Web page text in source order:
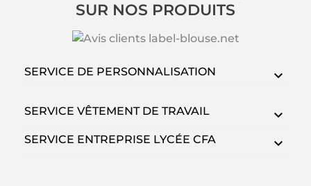
SUR NOS PRODUITS
SERVICE DE PERSONNALISATION
SERVICE VÊTEMENT DE TRAVAIL
SERVICE ENTREPRISE LYCÉE CFA